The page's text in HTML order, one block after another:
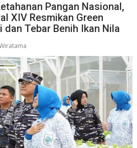
Pangan Nasional,
XIV Resmikan Green
Tebar Benih Ikan Nila